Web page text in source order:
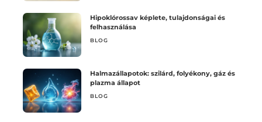
Hipoklórossav képlete, tulajdonságai és
felhasználása
BLOG
Halmazállapotok: szilárd, folyékony, gáz és
plazma állapot
BLOG